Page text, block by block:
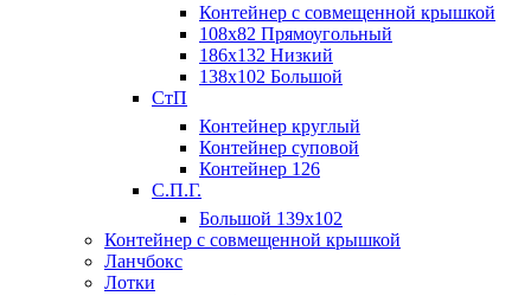
Контейнер с совмещенной крышкой
108х82 Прямоугольный
186х132 Низкий
138х102 Большой
СтП
Контейнер круглый
Контейнер суповой
Контейнер 126
С.П.Г.
Большой 139х102
Контейнер с совмещенной крышкой
Ланчбокс
Лотки